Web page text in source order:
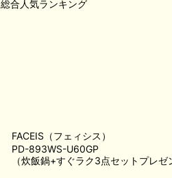
総合人気ランキング
FACEIS（フェィシス）
PD-893WS-U60GP
（炊飯鍋+すぐラク3点セットプレゼ